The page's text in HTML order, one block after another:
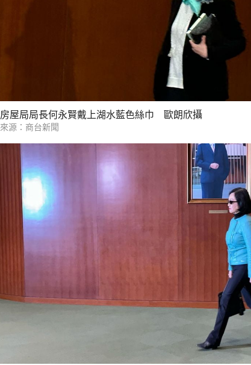
房屋局局長何永賢戴上湖水藍色絲巾 歐朗欣攝
來源：商台新聞